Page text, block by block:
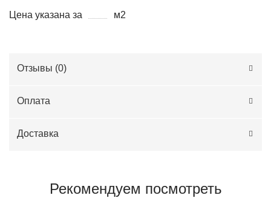
Цена указана за
м2
Отзывы (0)
Оплата
Доставка
Рекомендуем посмотреть